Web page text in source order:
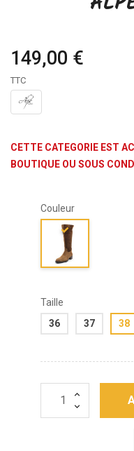
149,00 €
TTC
CETTE CATEGORIE EST
BOUTIQUE OU SOUS
Couleur
Taille
36
37 38